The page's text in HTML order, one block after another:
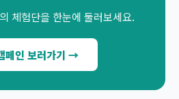
체험단을 한눈에 둘러보세요.
페인 보러가기 →